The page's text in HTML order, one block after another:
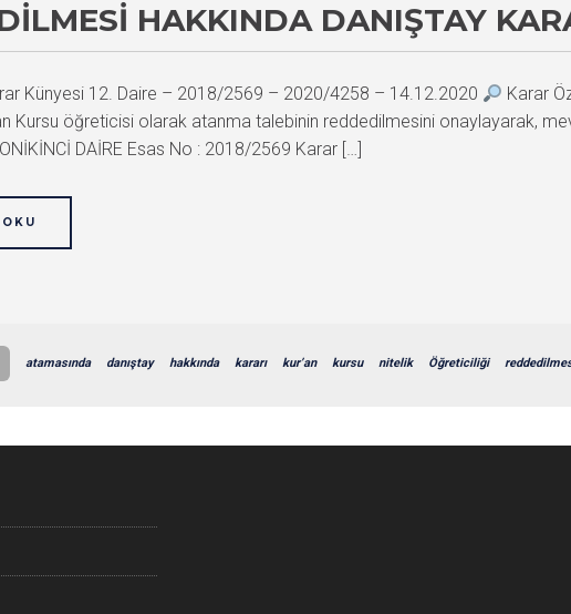
HAKKINDA DANIŞTAY
Künyesi 12. Daire – 2018/2569 – 2020/4258 – 14.12.2020
Karar
Kursu öğreticisi olarak atanma talebinin reddedilmesini onaylayarak,
DAİRE Esas No : 2018/2569 Karar […]
atamasında danıştay hakkında kararı kur’an kursu nitelik Öğreticiliği